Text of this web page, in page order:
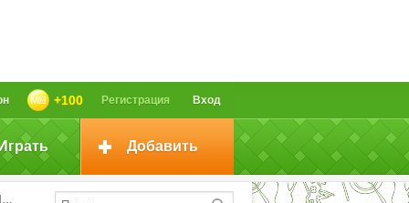
Вход
Регистрация
+100
Добавить